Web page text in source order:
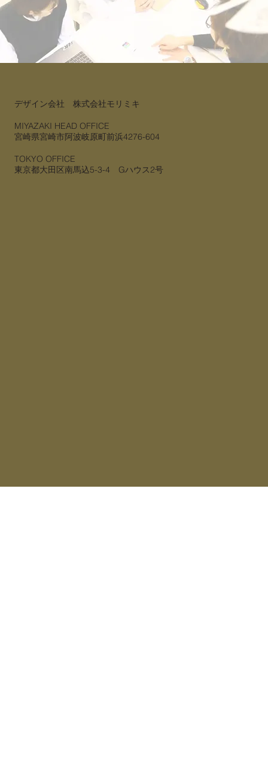
デザイン会社 株式会社モリミキ
MIYAZAKI HEAD OFFICE
宮崎県宮崎市阿波岐原町前浜4276-604
TOKYO OFFICE
​東京都大田区南馬込5-3-4 Gハウス2号